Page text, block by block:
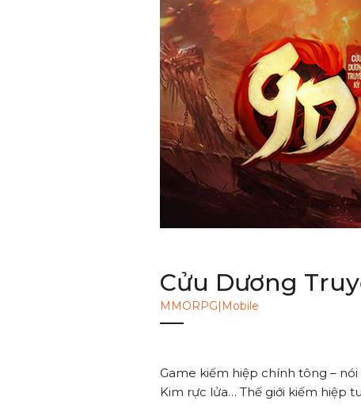
Cửu Dương
MMORPG|Mobile
Game kiếm hiệp chính tông –
Kim rực lửa… Thế giới kiếm hiệp